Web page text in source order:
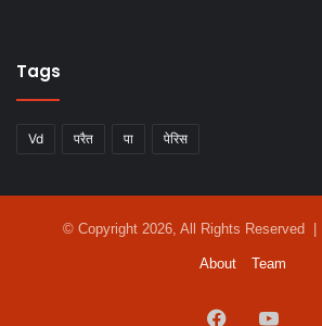
Tags
Vd परैत पा पेरिस
© Copyright 2026, All Rights Reserved |
About Team
Facebook